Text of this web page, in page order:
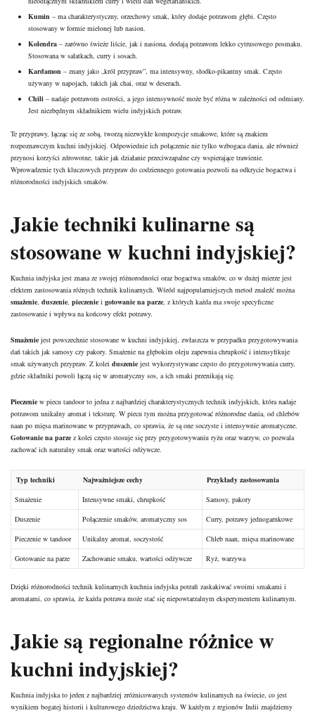
Kumin – ma charakterystyczny, orzechowy smak, który dodaje potrawom głębi. Często
stosowany w formie mielonej lub nasion.
Kolendra – zarówno świeże liście, jak i nasiona, dodają potrawom lekko cytrusowego posmaku.
Stosowana w sałatkach, curry i sosach.
Kardamon – znany jako „król przypraw”, ma intensywny, słodko-pikantny smak. Często
używany w napojach, takich jak chai, oraz w deserach.
Chili – nadaje potrawom ostrości, a jego intensywność może być różna w zależności od odmiany.
Jest niezbędnym składnikiem wielu indyjskich potraw.
Te przyprawy, łącząc się ze sobą, tworzą niezwykłe kompozycje smakowe, które są znakiem
rozpoznawczym kuchni indyjskiej. Odpowiednie ich połączenie nie tylko wzbogaca dania, ale również
przynosi korzyści zdrowotne, takie jak działanie przeciwzapalne czy wspierające trawienie.
Wprowadzenie tych kluczowych przypraw do codziennego gotowania pozwoli na odkrycie bogactwa i
różnorodności indyjskich smaków.
Jakie techniki kulinarne są
stosowane w kuchni indyjskiej?
Kuchnia indyjska jest znana ze swojej różnorodności oraz bogactwa smaków, co w dużej mierze jest
efektem zastosowania różnych technik kulinarnych. Wśród najpopularniejszych metod znaleźć można
smażenie duszenie pieczenie i gotowanie na parze , z których każda ma swoje specyficzne
zastosowanie i wpływa na końcowy efekt potrawy.
Smażenie jest powszechnie stosowane w kuchni indyjskiej, zwłaszcza w przypadku przygotowywania
dań takich jak samosy czy pakory. Smażenie na głębokim oleju zapewnia chrupkość i intensyfikuje
smak używanych przypraw. Z kolei duszenie jest wykorzystywane często do przygotowywania curry,
gdzie składniki powoli łączą się w aromatyczny sos, a ich smaki przenikają się.
Pieczenie w piecu tandoor to jedna z najbardziej charakterystycznych technik indyjskich, która nadaje
potrawom unikalny aromat i teksturę. W piecu tym można przygotować różnorodne dania, od chlebów
naan po mięsa marinowane w przyprawach, co sprawia, że są one soczyste i intensywnie aromatyczne.
Gotowanie na parze z kolei często stosuje się przy przygotowywaniu ryżu oraz warzyw, co pozwala
zachować ich naturalny smak oraz wartości odżywcze.
Typ techniki Najważniejsze cechy
Przykłady zastosowania
Smażenie
Intensywne smaki, chrupkość
Samosy, pakory
Duszenie
Połączenie smaków, aromatyczny sos
Curry, potrawy jednogarnkowe
Pieczenie w tandoor
Unikalny aromat, soczystość
Chleb naan, mięsa marinowane
Gotowanie na parze
Zachowanie smaku, wartości odżywcze Ryż, warzywa
Dzięki różnorodności technik kulinarnych kuchnia indyjska potrafi zaskakiwać swoimi smakami i
aromatami, co sprawia, że każda potrawa może stać się niepowtarzalnym eksperymentem kulinarnym.
Jakie są regionalne różnice w
kuchni indyjskiej?
Kuchnia indyjska to jeden z najbardziej zróżnicowanych systemów kulinarnych na świecie, co jest
wynikiem bogatej historii i kulturowego dziedzictwa kraju. W każdym z regionów Indii znajdziemy